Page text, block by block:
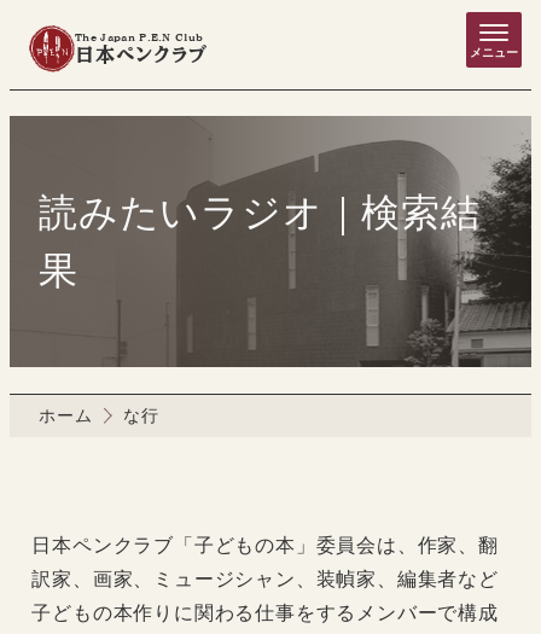
The Japan P.E.N Club
日本ペンクラブ メニュー
読みたいラジオ｜検索結
果
ホーム な行
日本ペンクラブ「子どもの本」委員会は、作家、翻
訳家、画家、ミュージシャン、装幀家、編集者など
子どもの本作りに関わる仕事をするメンバーで構成